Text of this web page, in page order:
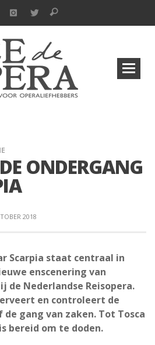
ONDERGANG
2018
Scarpia staat centraal in
enscenering van
de Nederlandse Reisopera.
en controleert de
gang van zaken. Tot Tosca
bereid om te doden.